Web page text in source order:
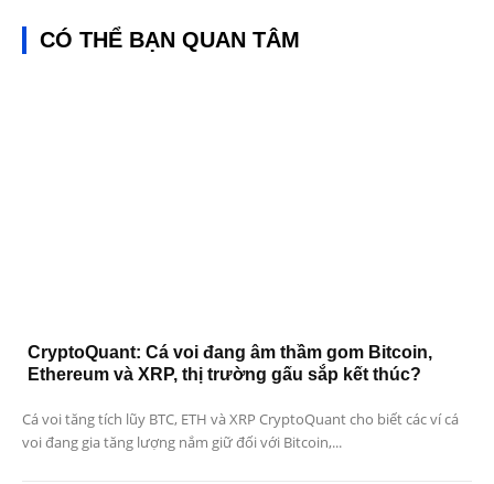
CÓ THỂ BẠN QUAN TÂM
CryptoQuant: Cá voi đang âm thầm gom Bitcoin,
Ethereum và XRP, thị trường gấu sắp kết thúc?
Cá voi tăng tích lũy BTC, ETH và XRP CryptoQuant cho biết các ví cá
voi đang gia tăng lượng nắm giữ đối với Bitcoin,...